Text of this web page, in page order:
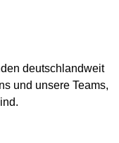
deutschlandweit
und unsere Teams,